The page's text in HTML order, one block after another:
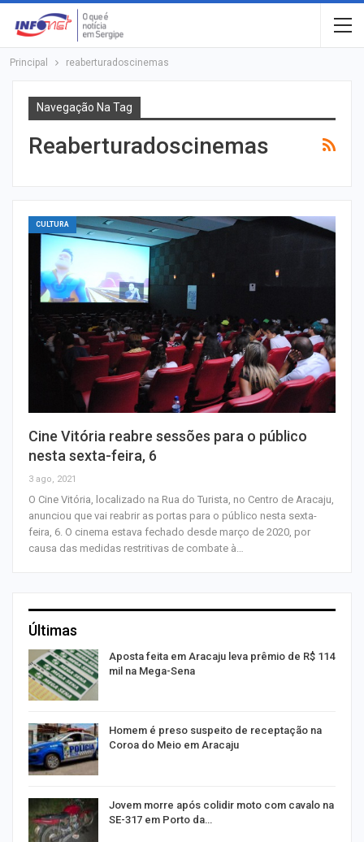
Principal reaberturadoscinemas
Navegação Na Tag
Reaberturadoscinemas
CULTURA
Cine Vitória reabre sessões para o público
nesta sexta-feira, 6
3 ago, 2021
O Cine Vitória, localizado na Rua do Turista, no Centro de Aracaju,
anunciou que vai reabrir as portas para o público nesta sexta-
feira, 6. O cinema estava fechado desde março de 2020, por
causa das medidas restritivas de combate à…
Últimas
Aposta feita em Aracaju leva prêmio de R$ 114
mil na Mega-Sena
Homem é preso suspeito de receptação na
Coroa do Meio em Aracaju
Jovem morre após colidir moto com cavalo na
SE-317 em Porto da…